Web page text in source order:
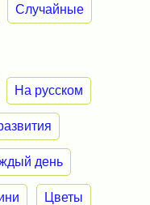
Случайные
На русском
день
Цветы